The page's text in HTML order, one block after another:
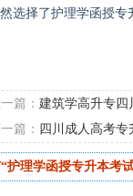
选择了护理学函授专
篇： 建筑学高升专四
篇： 四川成人高考专
护理学函授专升本考